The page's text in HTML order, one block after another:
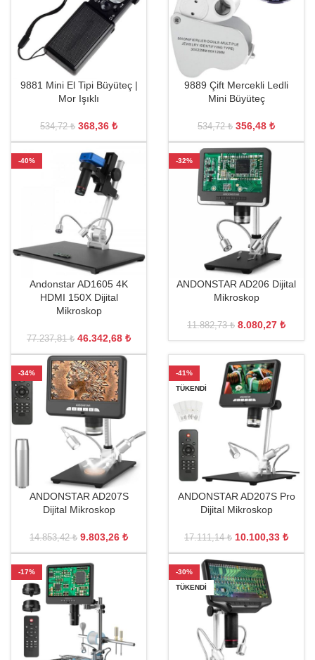
9881 Mini El Tipi Büyüteç |
Mor Işıklı
534,72₺ 368,36 ₺
9889 Çift Mercekli Ledli
Mini Büyüteç
534,72₺ 356,48 ₺
-40%
Andonstar AD1605 4K
HDMI 150X Dijital
Mikroskop
77.237,81₺ 46.342,68 ₺
-32%
ANDONSTAR AD206 Dijital
Mikroskop
11.882,73₺ 8.080,27 ₺
-34%
ANDONSTAR AD207S
Dijital Mikroskop
14.853,42₺ 9.803,26 ₺
-41%
TÜKENDI
ANDONSTAR AD207S Pro
Dijital Mikroskop
17.111,14₺ 10.100,33 ₺
-17%
-30%
TÜKENDI